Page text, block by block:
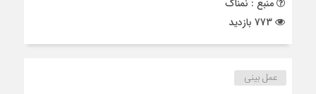
منبع : نمناک
عمل بینی